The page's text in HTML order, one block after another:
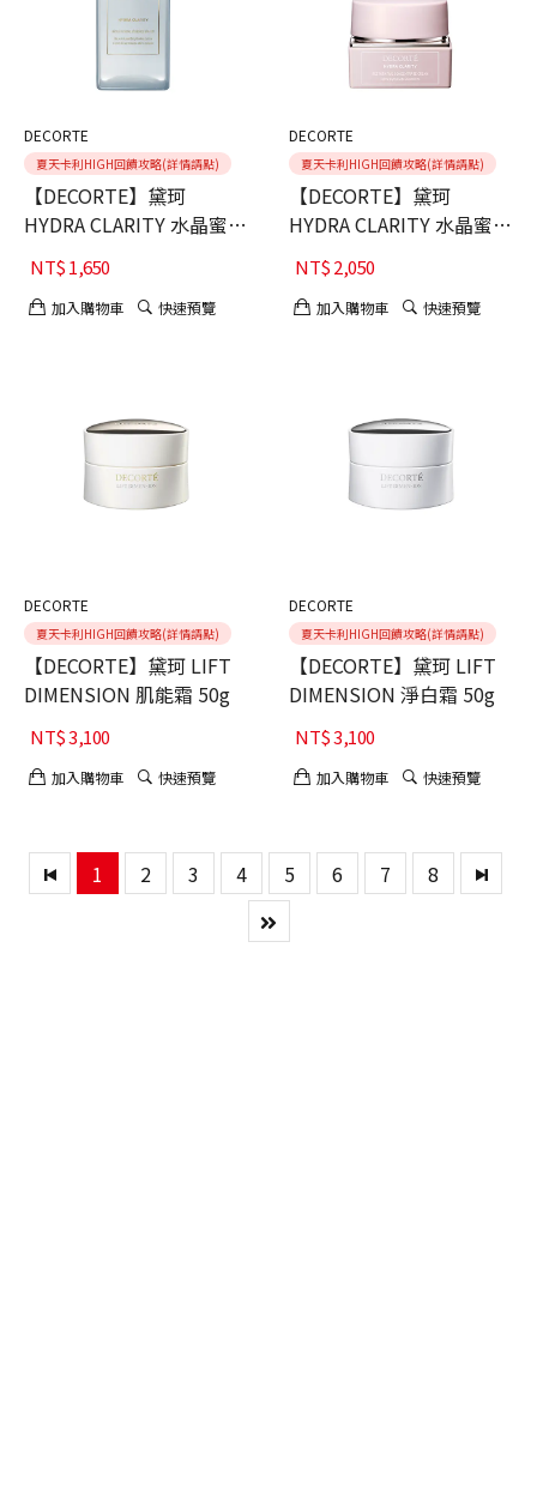
DECORTE
夏天卡利HIGH回饋攻略(詳情請點)
【DECORTE】黛珂
HYDRA CLARITY 水晶蜜糖
嫩白露
NT$1,650
加入購物車 快速預覽
DECORTE
夏天卡利HIGH回饋攻略(詳情請點)
【DECORTE】黛珂
HYDRA CLARITY 水晶蜜糖
嫩膚霜50g
NT$2,050
加入購物車 快速預覽
DECORTE
夏天卡利HIGH回饋攻略(詳情請點)
【DECORTE】黛珂 LIFT
DIMENSION 肌能霜 50g
NT$3,100
加入購物車 快速預覽
DECORTE
夏天卡利HIGH回饋攻略(詳情請點)
【DECORTE】黛珂 LIFT
DIMENSION 淨白霜 50g
NT$3,100
加入購物車 快速預覽
1 2 3 4 5 6 7 8